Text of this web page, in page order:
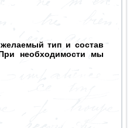
тип и состав
необходимости мы